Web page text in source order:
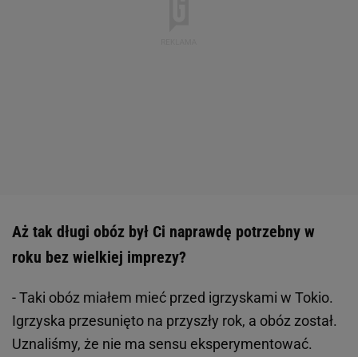
Aż tak długi obóz był Ci naprawdę potrzebny w
roku bez wielkiej imprezy?
- Taki obóz miałem mieć przed igrzyskami w Tokio.
Igrzyska przesunięto na przyszły rok, a obóz został.
Uznaliśmy, że nie ma sensu eksperymentować.